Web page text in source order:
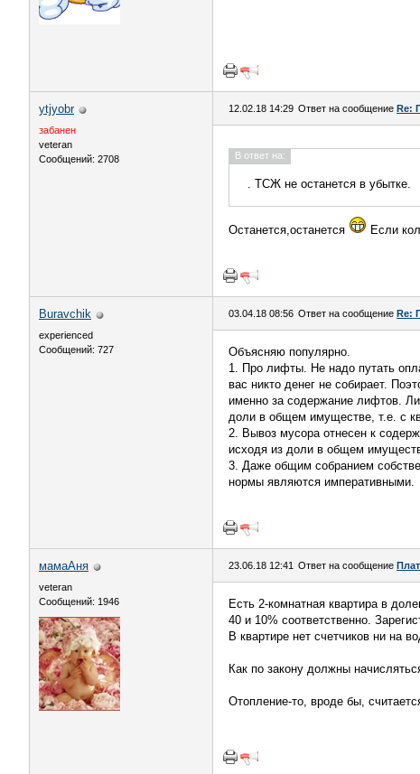
ytjyobr
забанен
veteran
Сообщений: 2708
12.02.18 14:29 Ответ на сообщение Re:
В ответ на:
. ТСЖ не останется в убытке.
Останется,останется Если
Buravchik
experienced
Сообщений: 727
03.04.18 08:56 Ответ на сообщение Re:
Объясняю популярно.
1. Про лифты. Не надо путать
вас никто денег не собирает.
именно за содержание лифтов.
доли в общем имуществе, т.е. с
2. Вывоз мусора отнесен к
исходя из доли в общем
3. Даже общим собранием
нормы являются императивными.
мамаАня
veteran
Сообщений: 1946
23.06.18 12:41 Ответ на сообщение
Есть 2-комнатная квартира в
40 и 10% соответственно.
В квартире нет счетчиков ни на
Как по закону должны
Отопление-то, вроде бы,